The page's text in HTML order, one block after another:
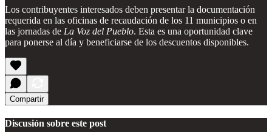
Los contribuyentes interesados deben presentar la documentación
requerida en las oficinas de recaudación de los 11 municipios o en
las jornadas de La Voz del Pueblo. Esta es una oportunidad clave
para ponerse al día y beneficiarse de los descuentos disponibles.
Compartir
Discusión sobre este post